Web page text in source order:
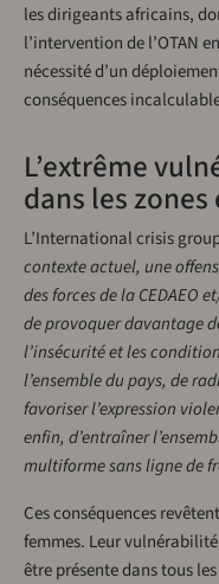
les dirigeants africains,
l’intervention de l’OTAN
nécessité d’un
conséquences
L’extrême
dans les
L’International crisis
contexte actuel, une
des forces de la CEDAEO
de provoquer davantage
l’insécurité et les
l’ensemble du pays, de
favoriser l’expression
enfin, d’entraîner
multiforme sans ligne de
Ces conséquences
femmes. Leur
être présente dans tous